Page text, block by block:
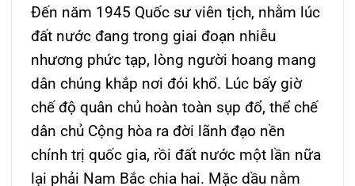
Đến năm 1945 Quốc sư viên tịch, nhằm lúc
đất nước đang trong giai đoạn nhiễu
nhương phức tạp, lòng người hoang mang
dân chúng khắp nơi đói khổ. Lúc bấy giờ
chế độ quân chủ hoàn toàn sụp đổ, thể chế
dân chủ Cộng hòa ra đời lãnh đạo nền
chính trị quốc gia, rồi đất nước một lần nữa
lại phải Nam Bắc chia hai. Mặc dầu nằm